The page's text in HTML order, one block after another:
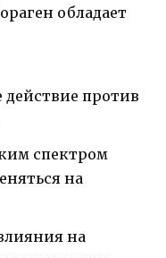
обладает
против
спектром
на
на